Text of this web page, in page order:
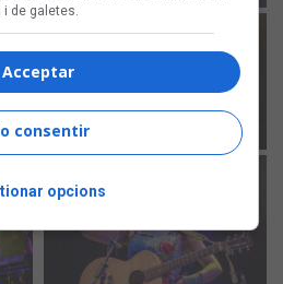
i de galetes.
Acceptar
consentir
opcions